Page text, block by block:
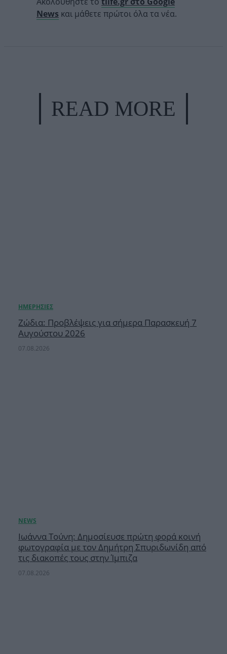
News και μάθετε πρώτοι όλα τα νέα.
READ MORE
Ζώδια: Προβλέψεις για σήμερα Παρασκευή 7
Αυγούστου 2026
07.08.2026
Ιωάννα Τούνη: Δημοσίευσε πρώτη φορά κοινή
φωτογραφία με τον Δημήτρη Σπυριδωνίδη από
τις διακοπές τους στην Ίμπιζα
07.08.2026